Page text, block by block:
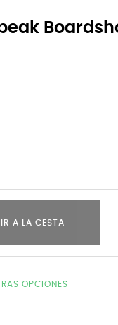
A LA CESTA
OPCIONES